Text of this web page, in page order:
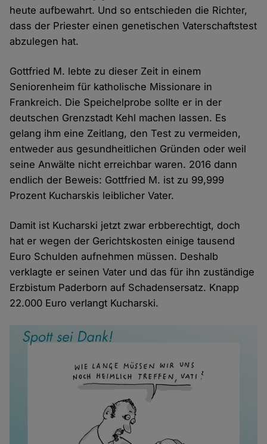
heute aufbewahrt. Und so entschieden die Richter,
dass der Priester einen genetischen Vaterschaftstest
abzulegen hat.
Gottfried M. lebte zu dieser Zeit in einem
Seniorenheim für katholische Missionare in
Frankreich. Die Speichelprobe sollte er in der
deutschen Grenzstadt Kehl machen lassen. Es
gelang ihm eine Zeitlang, den Test zu vermeiden,
entweder aus gesundheitlichen Gründen oder weil
seine Anwälte nicht erreichbar waren. 2016 dann
endlich der Beweis: Gottfried M. ist zu 99,999
Prozent Kucharskis leiblicher Vater.
Damit ist Kucharski jetzt zwar erbberechtigt, doch
hat er wegen der Gerichtskosten einige tausend
Euro Schulden aufnehmen müssen. Deshalb
verklagte er seinen Vater und das für ihn zuständige
Erzbistum Paderborn auf Schadensersatz. Knapp
22.000 Euro verlangt Kucharski.